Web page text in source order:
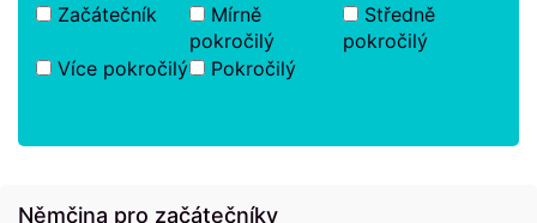
Začátečník
Mírně
pokročilý
Středně
pokročilý
Více pokročilý
Pokročilý
Němčina pro začátečníky